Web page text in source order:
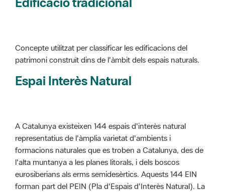
Concepte utilitzat per classificar les edificacions del
patrimoni construït dins de l'àmbit dels espais naturals.
Espai Interès Natural
A Catalunya existeixen 144 espais d'interès natural
representatius de l'àmplia varietat d'ambients i
formacions naturales que es troben a Catalunya, des de
l'alta muntanya a les planes litorals, i dels boscos
eurosiberians als erms semidesèrtics. Aquests 144 EIN
forman part del PEIN (Pla d'Espais d'Interès Natural). La